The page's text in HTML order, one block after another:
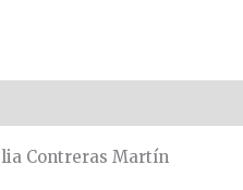
Contreras Martín